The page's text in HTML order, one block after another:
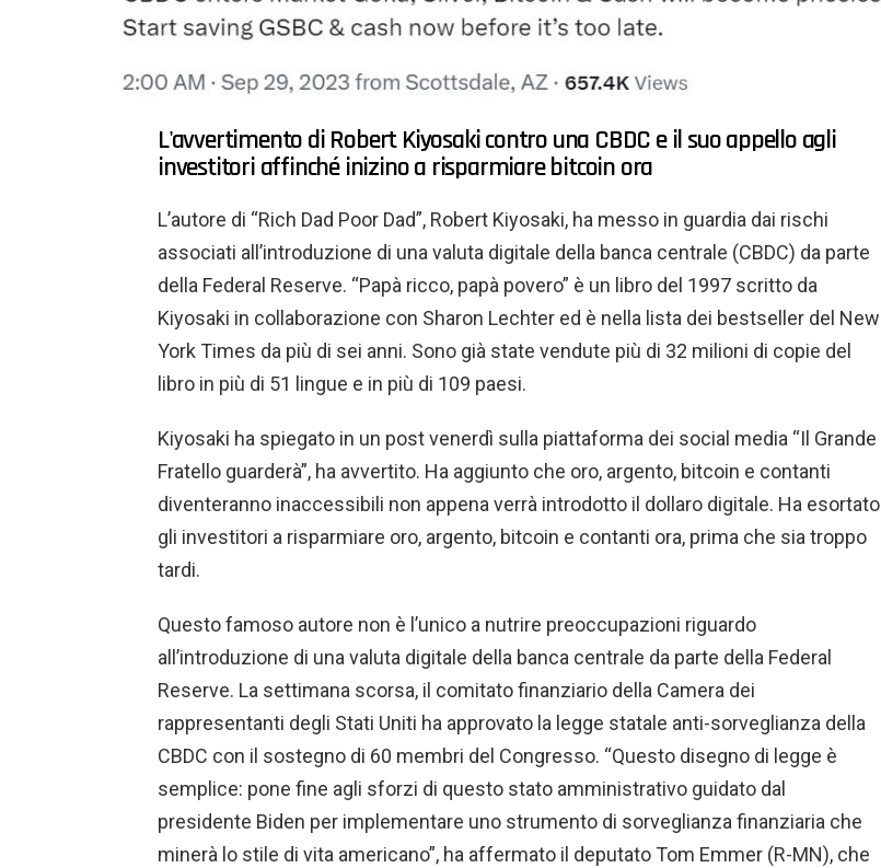
L'avvertimento di Robert Kiyosaki contro una CBDC e il suo appello agli
investitori affinché inizino a risparmiare bitcoin ora
L’autore di “Rich Dad Poor Dad”, Robert Kiyosaki, ha messo in guardia dai rischi
associati all’introduzione di una valuta digitale della banca centrale (CBDC) da parte
della Federal Reserve. “Papà ricco, papà povero” è un libro del 1997 scritto da
Kiyosaki in collaborazione con Sharon Lechter ed è nella lista dei bestseller del New
York Times da più di sei anni. Sono già state vendute più di 32 milioni di copie del
libro in più di 51 lingue e in più di 109 paesi.
Kiyosaki ha spiegato in un post venerdì sulla piattaforma dei social media “Il Grande
Fratello guarderà”, ha avvertito. Ha aggiunto che oro, argento, bitcoin e contanti
diventeranno inaccessibili non appena verrà introdotto il dollaro digitale. Ha esortato
gli investitori a risparmiare oro, argento, bitcoin e contanti ora, prima che sia troppo
tardi.
Questo famoso autore non è l’unico a nutrire preoccupazioni riguardo
all’introduzione di una valuta digitale della banca centrale da parte della Federal
Reserve. La settimana scorsa, il comitato finanziario della Camera dei
rappresentanti degli Stati Uniti ha approvato la legge statale anti-sorveglianza della
CBDC con il sostegno di 60 membri del Congresso. “Questo disegno di legge è
semplice: pone fine agli sforzi di questo stato amministrativo guidato dal
presidente Biden per implementare uno strumento di sorveglianza finanziaria che
minerà lo stile di vita americano”, ha affermato il deputato Tom Emmer (R-MN), che